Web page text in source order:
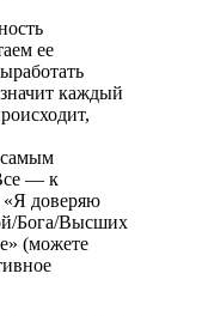
ее
каждый
самым
— к
доверяю
Бога/Высших
(можете